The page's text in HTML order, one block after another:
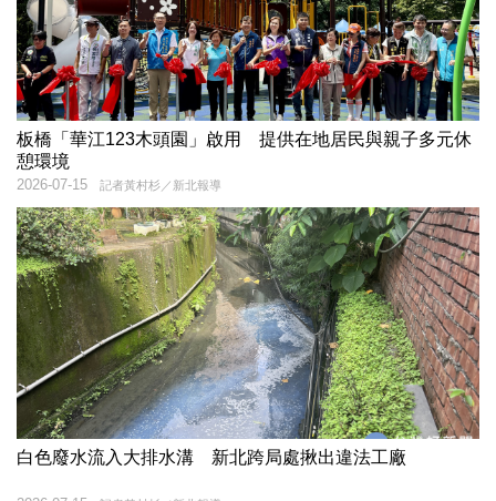
板橋「華江123木頭園」啟用 提供在地居民與親子多元休
憩環境
記者黃村杉／新北報導
2026-07-15
白色廢水流入大排水溝 新北跨局處揪出違法工廠